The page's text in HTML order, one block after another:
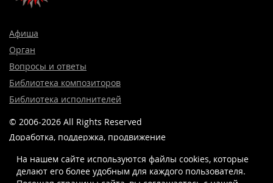
Афиша
Орган
Вопросы и ответы
Библиотека композиторов
Библиотека исполнителей
© 2006-2026 All Rights Reserved
Доработка, поддержка, продвижение
На нашем сайте используются файлы cookies, которые
делают его более удобным для каждого пользователя.